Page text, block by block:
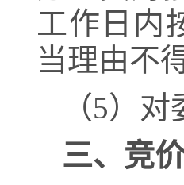
工作日内
当理由不
（5）对
三、竞